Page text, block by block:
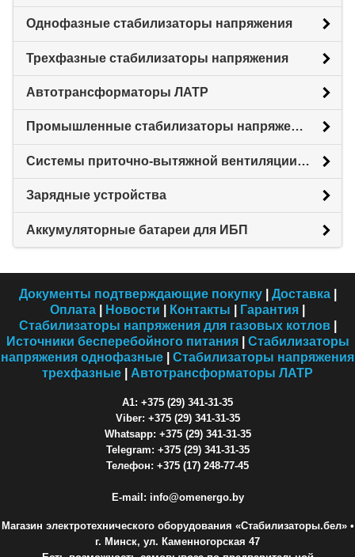
Однофазные стабилизаторы напряжения
Трехфазные стабилизаторы напряжения
Автотрансформаторы ЛАТР
Промышленные стабилизаторы напряжения
Системы приточно-вытяжной вентиляции с рекуперацией тепловой энергии (Рекуператоры)
Зарядные устройства
Аккумуляторные батареи для ИБП
Документы подтверждающие покупку| Доставка|
Оплата
Новости Контакты Гарантия
Стабилизаторы напряжения для газовых котлов|
Источники бесперебойного питания| Стабилизаторы
напряжения однофазные
Стабилизаторы напряжения
трехфазные
Автотрансформаторы ЛАТР
A1: +375 (29) 341-31-35
Viber: +375 (29) 341-31-35
Whatsapp: +375 (29) 341-31-35
Telegram: +375 (29) 341-31-35
Телефон: +375 (17) 248-77-45
E-mail: info@omenergo.by
Магазин электротехнического оборудования «Стабилизаторы.бел»•
г. Минск, ул. Каменногорская 47